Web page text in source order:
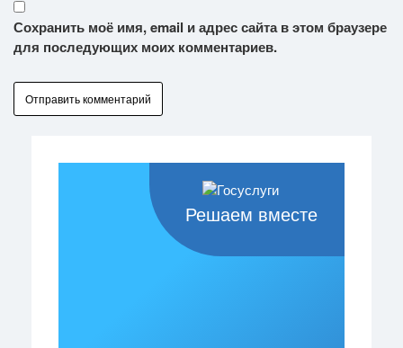
Сохранить моё имя, email и адрес сайта в этом браузере
для последующих моих комментариев.
Решаем вместе